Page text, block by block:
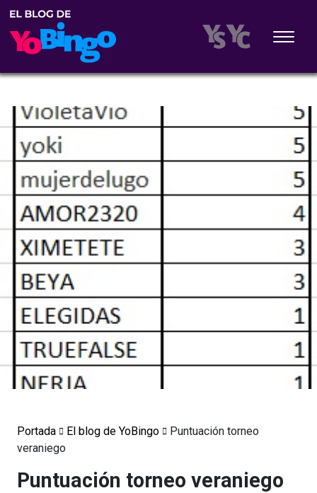
Portada El blog de YoBingo
Puntuación torneo
veraniego
Puntuación torneo veraniego